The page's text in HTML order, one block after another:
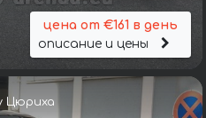
цена от €161 в день
описание и цены
Цюриха